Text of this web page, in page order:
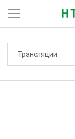
Трансляции